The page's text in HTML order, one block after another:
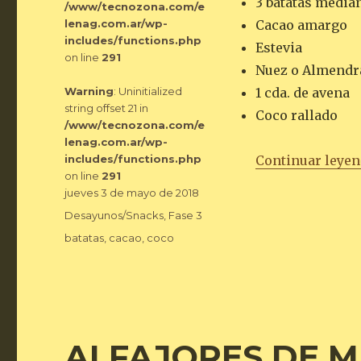
Cacao amargo
Estevia
Nuez o
1 cda. de avena
Coco rallado
Continuar
/www/tecnozona.com/e
lenag.com.ar/wp-
includes/functions.php
on line 291
Warning: Uninitialized
string offset 21 in
/www/tecnozona.com/e
lenag.com.ar/wp-
includes/functions.php
on line 291
Publicado
jueves 3 de mayo de 2018
Categorías
Desayunos/Snacks Fase 3
Etiquetas
batatas cacao coco